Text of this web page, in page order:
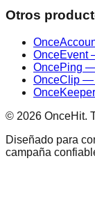
Otros
OnceEvent
OncePing
OnceClip —
© 2026 OnceHit.
Diseñado para
campaña